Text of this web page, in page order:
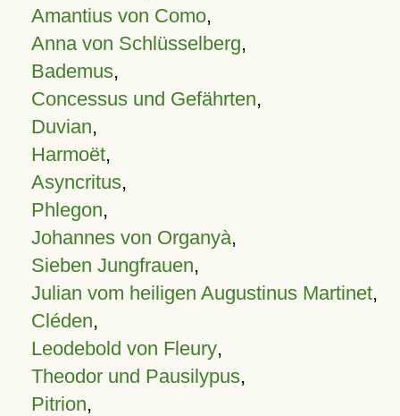
Amantius von Como,
Anna von Schlüsselberg,
Bademus,
Concessus und Gefährten,
Duvian,
Harmoët,
Asyncritus,
Phlegon,
Johannes von Organyà,
Sieben Jungfrauen,
Julian vom heiligen Augustinus Martinet,
Cléden,
Leodebold von Fleury,
Theodor und Pausilypus,
Pitrion,